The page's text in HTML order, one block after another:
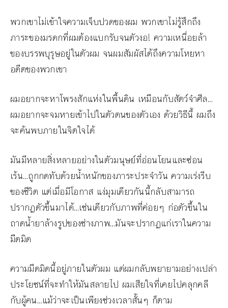
พวกเขาไม่เข้าใจความเจ็บปวดของผม พวกเขาไม่รู้สึกถึง
ภาระของมรดกที่ผมต้องแบกรับจนตัวงอ! ความเหนื่อยล้า
ของบรรพบุรุษอยู่ในตัวผม จนผมสัมผัสได้ถึงความโหยหา
อดีตของพวกเขา
ผมอยากจะหาโพรงสักแห่งในพื้นดิน เหมือนกับสัตว์จำศีล…
ผมอยากจะจมหายเข้าไปในตัวตนของตัวเอง ด้วยวิธีนี้ ผมถึง
จะค้นพบภายในจิตใจได้
มันมีหลายสิ่งหลายอย่างในตัวมนุษย์ที่อ่อนโยนและซ่อน
เร้น…ถูกกดทับด้วยน้ำหนักของภาระประจำวัน ความเร่งรีบ
ของชีวิต แต่เมื่อมีโอกาส แง่มุมเดียวกันนี้กลับสามารถ
ปรากฏตัวขึ้นมาได้…เช่นเดียวกับภาพที่ค่อยๆ ก่อตัวขึ้นใน
ถาดน้ำยาล้างรูปของช่างภาพ…มันจะปรากฏแก่เราในความ
มืดมิด
ความมืดมิดนี้อยู่ภายในตัวผม แต่ผมกลับพยายามอย่างเปล่า
ประโยชน์ที่จะทำให้มันสลายไป ผมเสียใจที่เคยไปคลุกคลี
กับผู้คน…แม้ว่าจะเป็นเพียงช่วงเวลาสั้นๆ ก็ตาม